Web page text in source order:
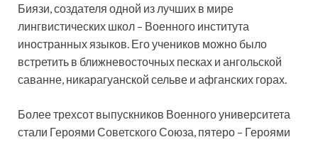
Биязи, создателя одной из лучших в мире
лингвистических школ – Военного института
иностранных языков. Его учеников можно было
встретить в ближневосточных песках и ангольской
саванне, никарагуанской сельве и афганских горах.
Более трехсот выпускников Военного университета
стали Героями Советского Союза, пятеро – Героями